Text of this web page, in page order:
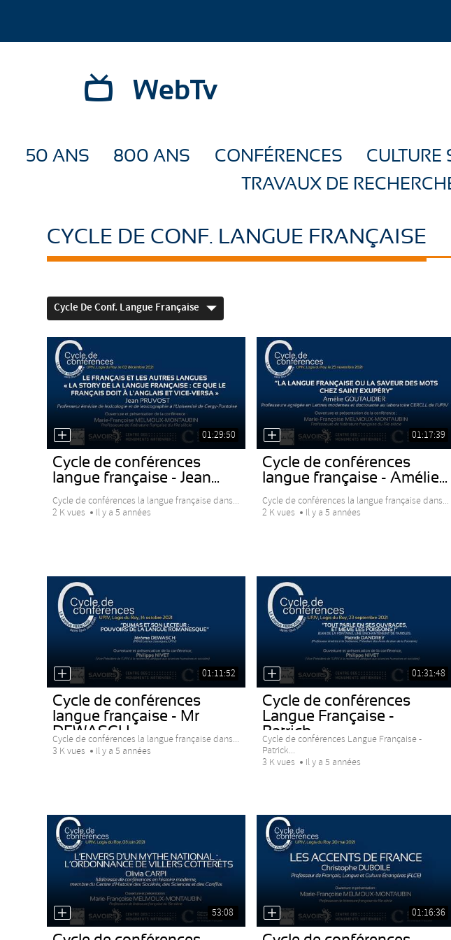
WebTv
50 ANS 800 ANS CONFÉRENCES CULTURE
TRAVAUX DE
CYCLE DE CONF. LANGUE FRANÇAISE
Cycle De Conf. Langue Française
01:29:50
Cycle de conférences
langue française - Jean...
Cycle de conférences la langue française dans...
2 K vues
Il y a 5 années
01:17:39
Cycle de conférences
langue française - Amélie...
Cycle de conférences la langue française dans...
2 K vues
Il y a 5 années
01:11:52
Cycle de conférences
langue française - Mr
DEWASCH
Cycle de conférences la langue française dans...
3 K vues
Il y a 5 années
01:31:48
Cycle de conférences
Langue Française -
Patrick...
Cycle de conférences Langue Française -
Patrick...
3 K vues
Il y a 5 années
53:08 01:16:36